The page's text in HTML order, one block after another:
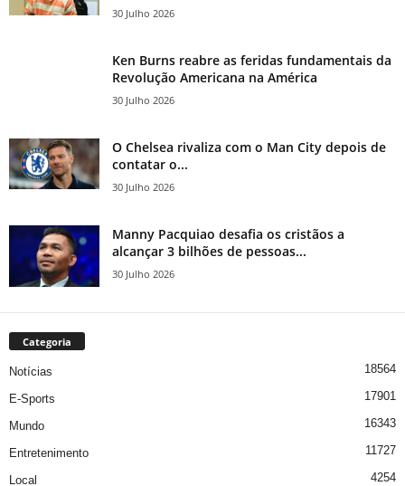
30 Julho 2026
Ken Burns reabre as feridas fundamentais da
Revolução Americana na América
30 Julho 2026
O Chelsea rivaliza com o Man City depois de
contatar o...
30 Julho 2026
Manny Pacquiao desafia os cristãos a
alcançar 3 bilhões de pessoas...
30 Julho 2026
Categoria
Notícias 18564
E-Sports 17901
Mundo 16343
Entretenimento 11727
Local 4254